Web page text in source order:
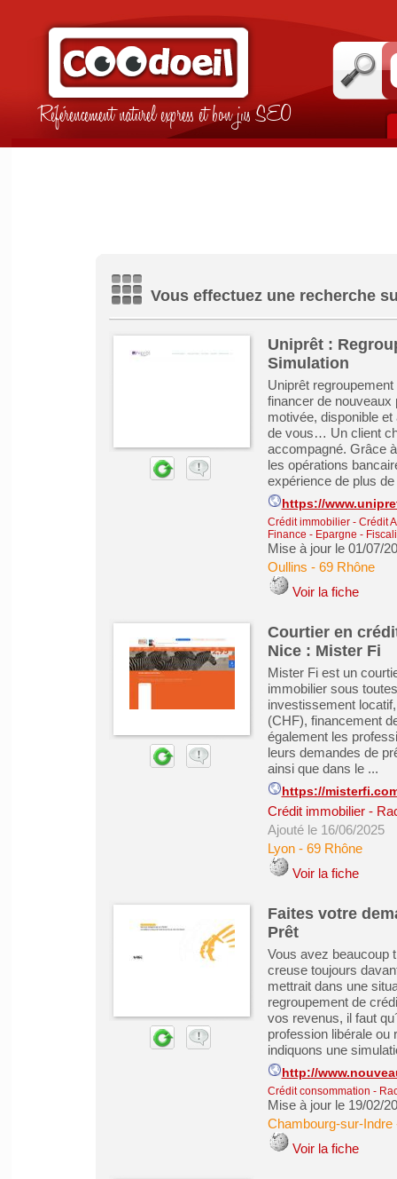
Référencement naturel express et bon jus SEO
Vous effectuez une recherche
Uniprêt :
Simulation
Uniprêt
financer de nouveaux
motivée, disponible
de vous… Un client
accompagné. Grâce
les opérations
expérience de plus
https://
Crédit immobilier- Crédit
Finance - Epargne -
Mise à jour le 01/07/
Oullins - 69 Rhône
Voir la fiche
Courtier en
Nice : Mister Fi
Mister Fi est un
immobilier sous
investissement
(CHF), financement
également les
leurs demandes de
ainsi que dans le ...
https://
Crédit immobilier-
Ajouté le 16/06/2025
Lyon- 69 Rhône
Voir la fiche
Faites votre
Prêt
Vous avez beaucoup
creuse toujours
mettrait dans une
regroupement de
vos revenus, il faut
profession libérale ou
indiquons une
http://
Crédit consommation -
Mise à jour le 19/02/
Chambourg-sur-Indre
Voir la fiche